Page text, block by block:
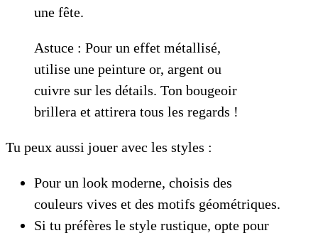
une fête.
Astuce : Pour un effet métallisé,
utilise une peinture or, argent ou
cuivre sur les détails. Ton bougeoir
brillera et attirera tous les regards !
Tu peux aussi jouer avec les styles :
Pour un look moderne, choisis des
couleurs vives et des motifs géométriques.
Si tu préfères le style rustique, opte pour